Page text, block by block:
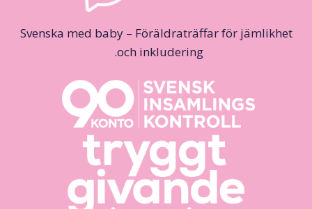
Svenska med baby – Föräldraträffar för jämlikhet
och inkludering.